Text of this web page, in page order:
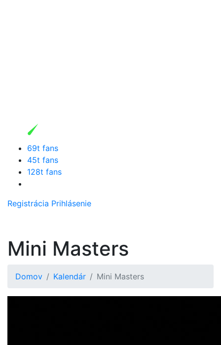
69t fans
45t fans
128t fans
Registrácia Prihlásenie
Mini Masters
Domov Kalendár Mini Masters